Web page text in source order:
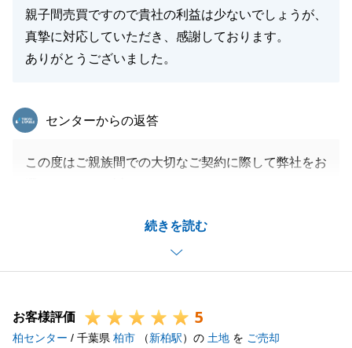
親子間売買ですので貴社の利益は少ないでしょうが、
真摯に対応していただき、感謝しております。
ありがとうございました。
続きを読む
東急リバブル
センターからの返答
この度はご親族間での大切なご契約に際して弊社をお
今後も私でお役に立てる事がございましたら、いつで
もお気軽にご相談下さいませ。
引き続きよろしくお願い申し上げます。
閉じる
お客様評価 5
柏センター / 千葉県 柏市 （新柏駅）の 土地 を ご売却